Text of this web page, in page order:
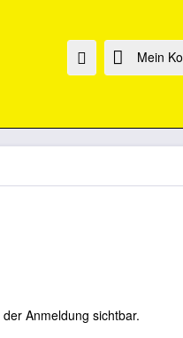
Mein
Anmeldung sichtbar.